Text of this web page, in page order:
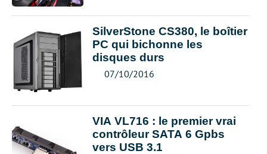
SilverStone CS380, le boîtier
PC qui bichonne les
disques durs
07/10/2016
VIA VL716 : le premier vrai
contrôleur SATA 6 Gpbs
vers USB 3.1